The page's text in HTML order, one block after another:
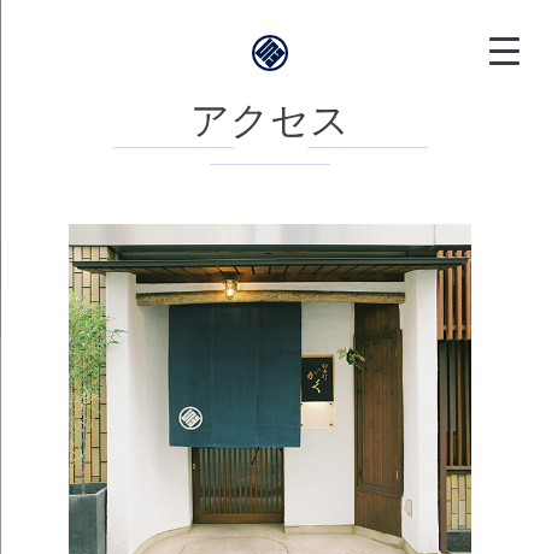
靱本町がく｜
アクセス